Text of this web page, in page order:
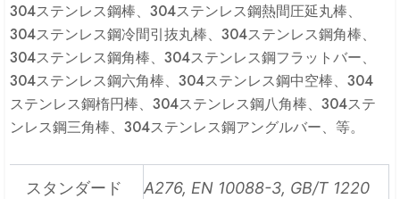
304ステンレス鋼棒、304ステンレス鋼熱間圧延丸棒、
304ステンレス鋼冷間引抜丸棒、304ステンレス鋼角棒、
304ステンレス鋼角棒、304ステンレス鋼フラットバー、
304ステンレス鋼六角棒、304ステンレス鋼中空棒、304
ステンレス鋼楕円棒、304ステンレス鋼八角棒、304ステ
ンレス鋼三角棒、304ステンレス鋼アングルバー、等。
スタンダード A276, EN 10088-3, GB/T 1220